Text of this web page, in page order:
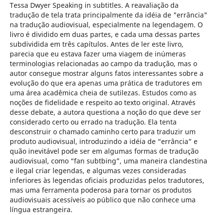
Tessa Dwyer Speaking in subtitles. A reavaliação da
tradução de tela trata principalmente da idéia de "errância"
na tradução audiovisual, especialmente na legendagem. O
livro é dividido em duas partes, e cada uma dessas partes
subdividida em três capítulos. Antes de ler este livro,
parecia que eu estava fazer uma viagem de inúmeras
terminologias relacionadas ao campo da tradução, mas o
autor consegue mostrar alguns fatos interessantes sobre a
evolução do que era apenas uma prática de tradutores em
uma área acadêmica cheia de sutilezas. Estudos como as
noções de fidelidade e respeito ao texto original. Através
desse debate, a autora questiona a noção do que deve ser
considerado certo ou errado na tradução. Ela tenta
desconstruir o chamado caminho certo para traduzir um
produto audiovisual, introduzindo a idéia de “errância” e
quão inevitável pode ser em algumas formas de tradução
audiovisual, como “fan subtbing”, uma maneira clandestina
e ilegal criar legendas, e algumas vezes consideradas
inferiores às legendas oficiais produzidas pelos tradutores,
mas uma ferramenta poderosa para tornar os produtos
audiovisuais acessíveis ao público que não conhece uma
língua estrangeira.